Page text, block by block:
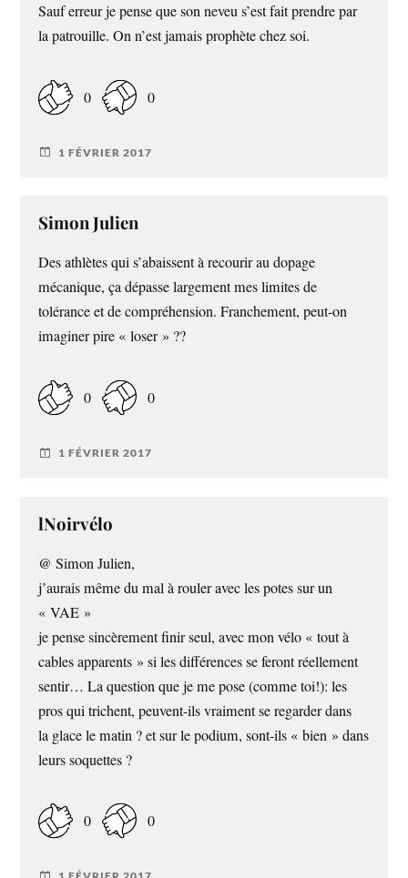
Sauf erreur je pense que son neveu s’est fait prendre par
la patrouille. On n’est jamais prophète chez soi.
0 0
1 FÉVRIER 2017
Simon Julien
Des athlètes qui s’abaissent à recourir au dopage
mécanique, ça dépasse largement mes limites de
tolérance et de compréhension. Franchement, peut-on
imaginer pire « loser » ??
0 0
1 FÉVRIER 2017
lNoirvélo
@ Simon Julien,
j’aurais même du mal à rouler avec les potes sur un
« VAE »
je pense sincèrement finir seul, avec mon vélo « tout à
cables apparents » si les différences se feront réellement
sentir… La question que je me pose (comme toi!): les
pros qui trichent, peuvent-ils vraiment se regarder dans
la glace le matin ? et sur le podium, sont-ils « bien » dans
leurs soquettes ?
0 0